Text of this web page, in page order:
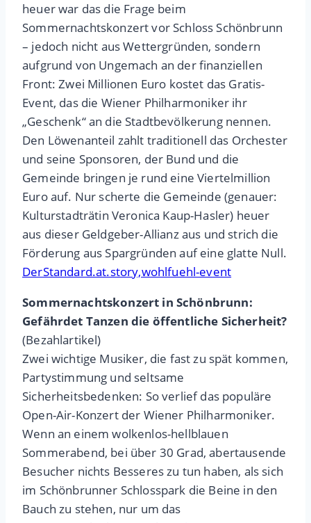
heuer war das die Frage beim
Sommernachtskonzert vor Schloss Schönbrunn
– jedoch nicht aus Wettergründen, sondern
aufgrund von Ungemach an der finanziellen
Front: Zwei Millionen Euro kostet das Gratis-
Event, das die Wiener Philharmoniker ihr
„Geschenk“ an die Stadtbevölkerung nennen.
Den Löwenanteil zahlt traditionell das Orchester
und seine Sponsoren, der Bund und die
Gemeinde bringen je rund eine Viertelmillion
Euro auf. Nur scherte die Gemeinde (genauer:
Kulturstadträtin Veronica Kaup-Hasler) heuer
aus dieser Geldgeber-Allianz aus und strich die
Förderung aus Spargründen auf eine glatte Null.
DerStandard.at.story,wohlfuehl-event
Sommernachtskonzert in Schönbrunn:
Gefährdet Tanzen die öffentliche Sicherheit?
(Bezahlartikel)
Zwei wichtige Musiker, die fast zu spät kommen,
Partystimmung und seltsame
Sicherheitsbedenken: So verlief das populäre
Open-Air-Konzert der Wiener Philharmoniker.
Wenn an einem wolkenlos-hellblauen
Sommerabend, bei über 30 Grad, abertausende
Besucher nichts Besseres zu tun haben, als sich
im Schönbrunner Schlosspark die Beine in den
Bauch zu stehen, nur um das